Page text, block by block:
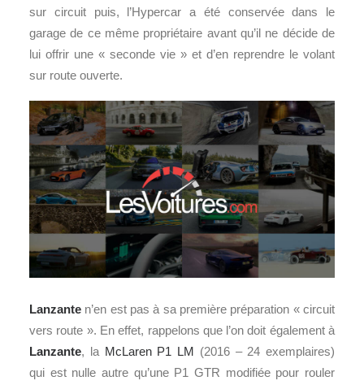
sur circuit puis, l’Hypercar a été conservée dans le
garage de ce même propriétaire avant qu’il ne décide de
lui offrir une « seconde vie » et d’en reprendre le volant
sur route ouverte.
Lanzante n’en est pas à sa première préparation « circuit
vers route ». En effet, rappelons que l’on doit également à
Lanzante, la McLaren P1 LM (2016 – 24 exemplaires)
qui est nulle autre qu’une P1 GTR modifiée pour rouler